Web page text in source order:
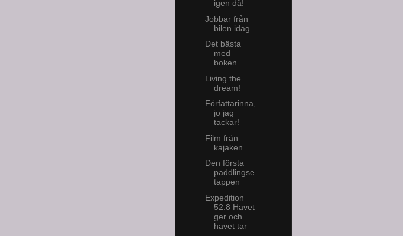
igen då!
Jobbar från
bilen idag
Det bästa
med
boken...
Living the
dream!
Författarinna,
jo jag
tackar!
Film från
kajaken
Den första
paddlingse
tappen
Expedition
52:8 Havet
ger och
havet tar